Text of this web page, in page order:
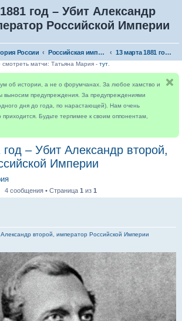
год – Убит Александр
Российской Империи
России Российская империя 13 марта 1881 год – Убит Александр второй, император Российской Империи
смотреть матчи: Татьяна Мария - тут
об истории, а не о форумчанах. За любое хамство и
выносим предупреждения. За предупреждениями
дня до года, по нарастающей). Нам очень
Будьте терпимее к своим оппонентам,
– Убит Александр второй,
Империи
4 сообщения • Страница 1 из 1
второй, император Российской Империи